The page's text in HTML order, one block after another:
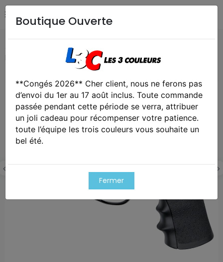
Airsoft / Paintball
Réplique revolver dan wesson 2.5'' co2
Exclusivité web !
Cet article est victime de son succes
Boutique Ouverte
**Congés 2026** Cher client, nous ne ferons pas
d’envoi du 1er au 17 août inclus. Toute commande
passée pendant cette période se verra, attribuer
un joli cadeau pour récompenser votre patience.
toute l’équipe les trois couleurs vous souhaite un
bel été.
Fermer